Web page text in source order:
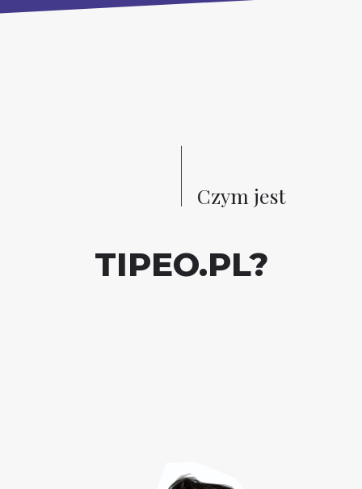
Czym jest
TIPEO.PL?